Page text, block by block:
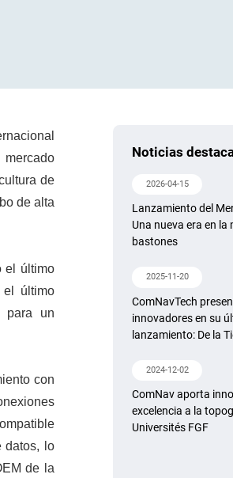
de
de alta
el último
el último
para un
con
datos, lo
de la
Noticias
2026-04-15
Lanzamiento del
Una nueva era en la
bastones
2025-11-20
ComNavTech
innovadores en su
lanzamiento: De la
2024-12-02
ComNav aporta
excelencia a la
Universités FGF